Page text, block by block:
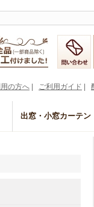
ご利用ガイド
の方へ
出窓・小窓カーテン